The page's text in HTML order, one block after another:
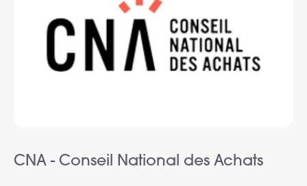
CNA - Conseil National des Achats